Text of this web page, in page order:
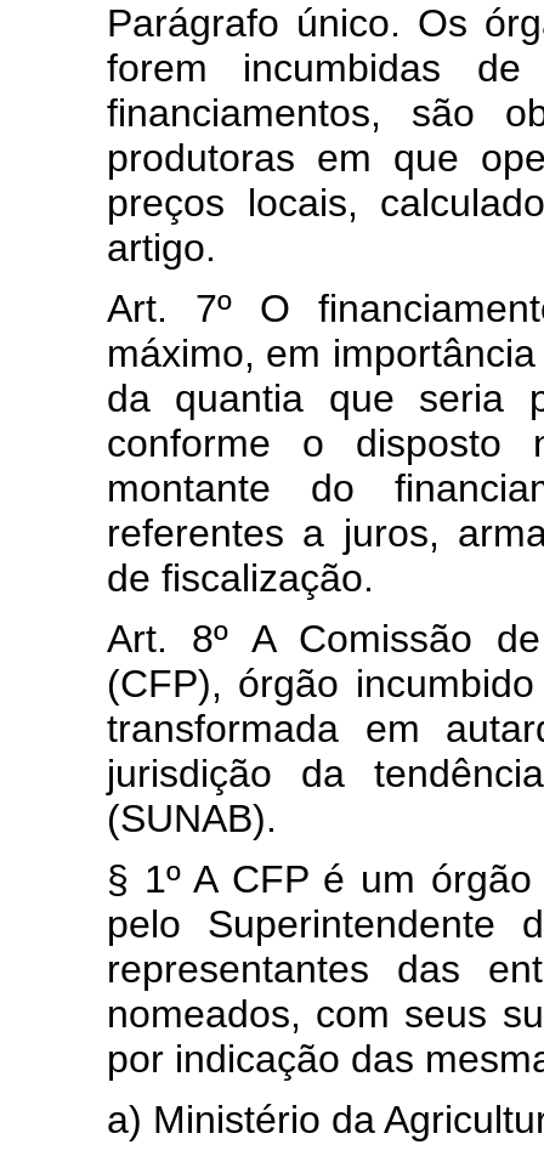
Parágrafo único. Os
forem incumbidas
financiamentos, são
produtoras em que
preços locais,
artigo.
Art. 7º O
máximo, em
da quantia que seria
conforme o
montante do
referentes a juros,
de fiscalização.
Art. 8º A Comissão
(CFP), órgão
transformada em
jurisdição da
(SUNAB).
§ 1º A CFP é um
pelo Superintendente
representantes das
nomeados, com seus
por indicação das
a) Ministério da